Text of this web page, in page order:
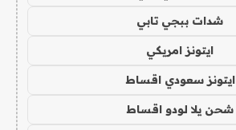
شدات ببجي تابي
ايتونز امريكي
ايتونز سعودي اقساط
شحن يلا لودو اقساط